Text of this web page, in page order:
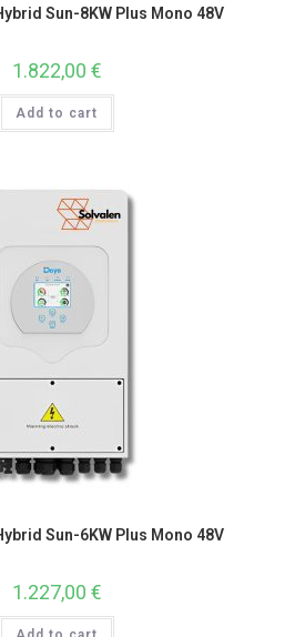
Sun-8KW Plus Mono 48V
1.822,00 €
Add to cart
Sun-6KW Plus Mono 48V
1.227,00 €